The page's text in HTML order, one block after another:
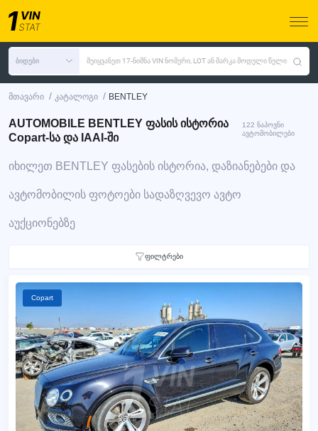
ბიდები შეიყვანეთ 17-ნიშნა VIN ნომერი, LOT ან მარკა მოდელი წელი
მთავარი / კატალოგი / BENTLEY
AUTOMOBILE BENTLEY ფასის ისტორია
Copart-სა და IAAI-ში
122 ნაპოვნი
ავტომობილები
იხილეთ BENTLEY ფასების ისტორია, დაზიანებები და
ავტომობილის ფოტოები სადაზღვევო ავტო
აუქციონებზე
ფილტრები
Copart